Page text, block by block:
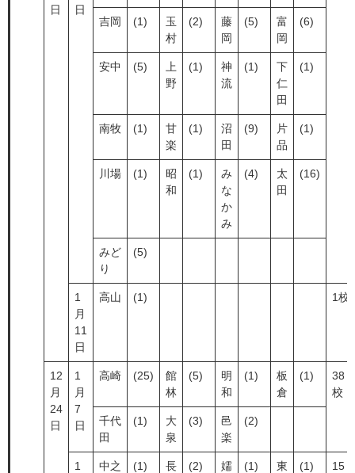
日
日
吉岡 (1)
玉
村
(2)
藤
岡
(5)
富
岡
(6)
安中 (5)
上
野
(1)
神
流
(1)
下
仁
田
(1)
南牧 (1)
甘
楽
(1)
沼
田
(9)
片
品
(1)
川場 (1)
昭
和
(1)
み
な
か
み
(4)
太
田
(16)
みど
り
(5)
1
月
11
日
高山 (1) 1校
12
月
24
日
1
月
7
日
高崎 (25)
館
林
(5)
明
和
(1)
板
倉
(1)
38
校
千代
田
(1)
大
泉
(3)
邑
楽
(2)
1
中之
(1)
長
(2)
嬬
(1)
東
(1)
15